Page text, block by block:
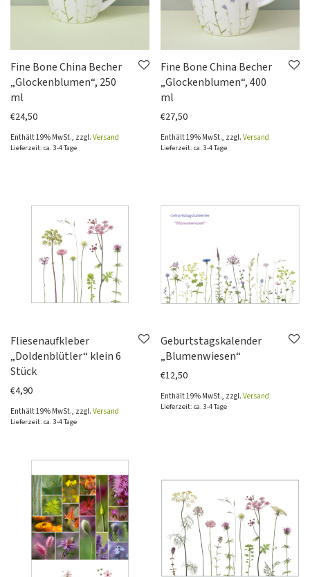
Fine Bone China Becher
„Glockenblumen“, 250
ml
€24,50
Enthält 19% MwSt., zzgl. Versand
Lieferzeit: ca. 3-4 Tage
Fine Bone China Becher
„Glockenblumen“, 400
ml
€27,50
Enthält 19% MwSt., zzgl. Versand
Lieferzeit: ca. 3-4 Tage
Fliesenaufkleber
„Doldenblütler“ klein 6
Stück
€4,90
Enthält 19% MwSt., zzgl. Versand
Lieferzeit: ca. 3-4 Tage
Geburtstagskalender
„Blumenwiesen“
€12,50
Enthält 19% MwSt., zzgl. Versand
Lieferzeit: ca. 3-4 Tage